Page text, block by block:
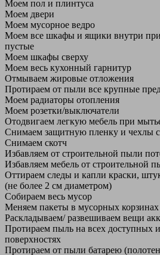
Моем пол и плинтуса
Моем двери
Моем мусорное ведро
Моем все шкафы и ящики внутри
пустые
Моем шкафы сверху
Моем весь кухонный гарнитур
Отмываем жировые отложения
Протираем от пыли все крупные
Моем радиаторы отопления
Моем розетки/выключатели
Отодвигаем легкую мебель при
Снимаем защитную пленку и чехлы
Снимаем скотч
Избавляем от строительной пыли
Избавляем мебель от строительной
Оттираем следы и капли краски,
(не более 2 см диаметром)
Собираем весь мусор
Меняем пакеты в мусорных корзинах
Раскладываем/ развешиваем вещи
Протираем пыль на всех доступных
поверхностях
Протираем от пыли батарею